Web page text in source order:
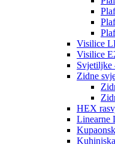
Visilice
Visilice
Svjetiljke
Zidne
HEX
Linearne